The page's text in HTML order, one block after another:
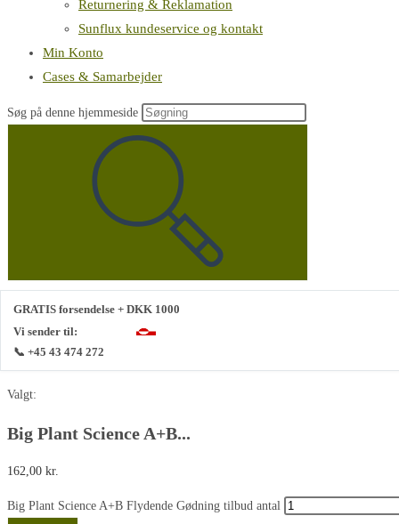
Returnering & Reklamation
Sunflux kundeservice og kontakt
Min Konto
Cases & Samarbejder
Søg på denne hjemmeside
GRATIS forsendelse + DKK 1000
Vi sender til:
📞 +45 43 474 272
Valgt:
Big Plant Science A+B...
162,00 kr.
Big Plant Science A+B Flydende Gødning tilbud antal